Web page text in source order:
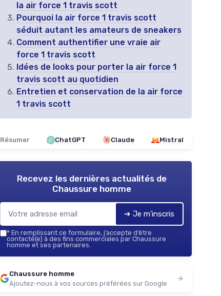
la air force 1 travis scott
Pourquoi la air force 1 travis scott
séduit autant les amateurs de sneakers
Comment authentifier une vraie air
force 1 travis scott
Idées de looks pour porter la air force 1
travis scott au quotidien
Entretien et conservation de la air force
1 travis scott
Résumer ChatGPT Claude Mistral
Recevez les dernières actualités de
Chaussure homme
➔ Je m'inscris
* En remplissant ce formulaire, j’accepte d’être
contacté(e) à des fins commerciales par Chaussure
homme et ses partenaires.
Chaussure homme
Ajoutez-nous à vos sources préférées sur Google